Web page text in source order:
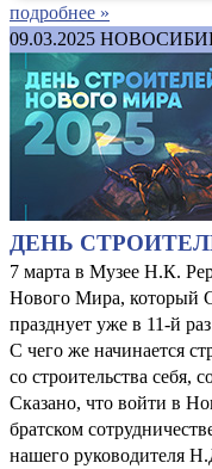
подробнее »
09.03.2025
ДЕНЬ
7 марта в Музее Н.К.
Нового Мира, который
празднует уже в 11-й
С чего же начинается
со строительства себя,
Сказано, что войти в
братском
нашего руководителя